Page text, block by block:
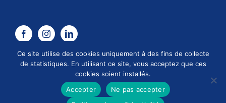
Ce site utilise des cookies uniquement à des fins de collecte
de statistiques. En utilisant ce site, vous acceptez que ces
cookies soient installés.
Accepter
Ne pas accepter